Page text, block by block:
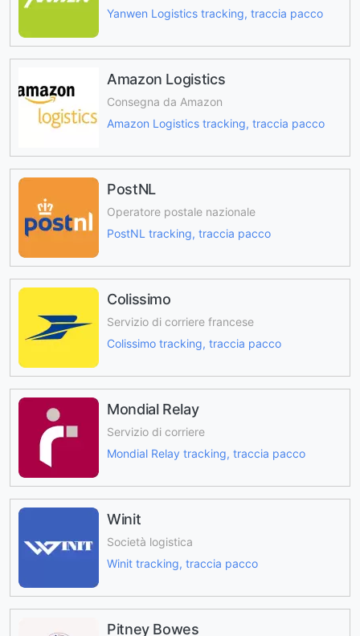
Yanwen Logistics tracking, traccia pacco
Amazon Logistics
Consegna da Amazon
Amazon Logistics tracking, traccia pacco
PostNL
Operatore postale nazionale
PostNL tracking, traccia pacco
Colissimo
Servizio di corriere francese
Colissimo tracking, traccia pacco
Mondial Relay
Servizio di corriere
Mondial Relay tracking, traccia pacco
Winit
Società logistica
Winit tracking, traccia pacco
Pitney Bowes